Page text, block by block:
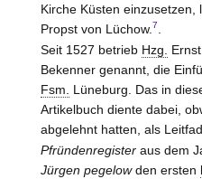
Kirche Küsten einzusetzen,
Propst von Lüchow. 7
Seit 1527 betrieb Hzg.
Bekenner genannt, die
Fsm.
Lüneburg . Das in
Artikelbuch diente dabei,
abgelehnt hatten, als
Pfründenregisteraus dem
Jürgen pegelowden ersten